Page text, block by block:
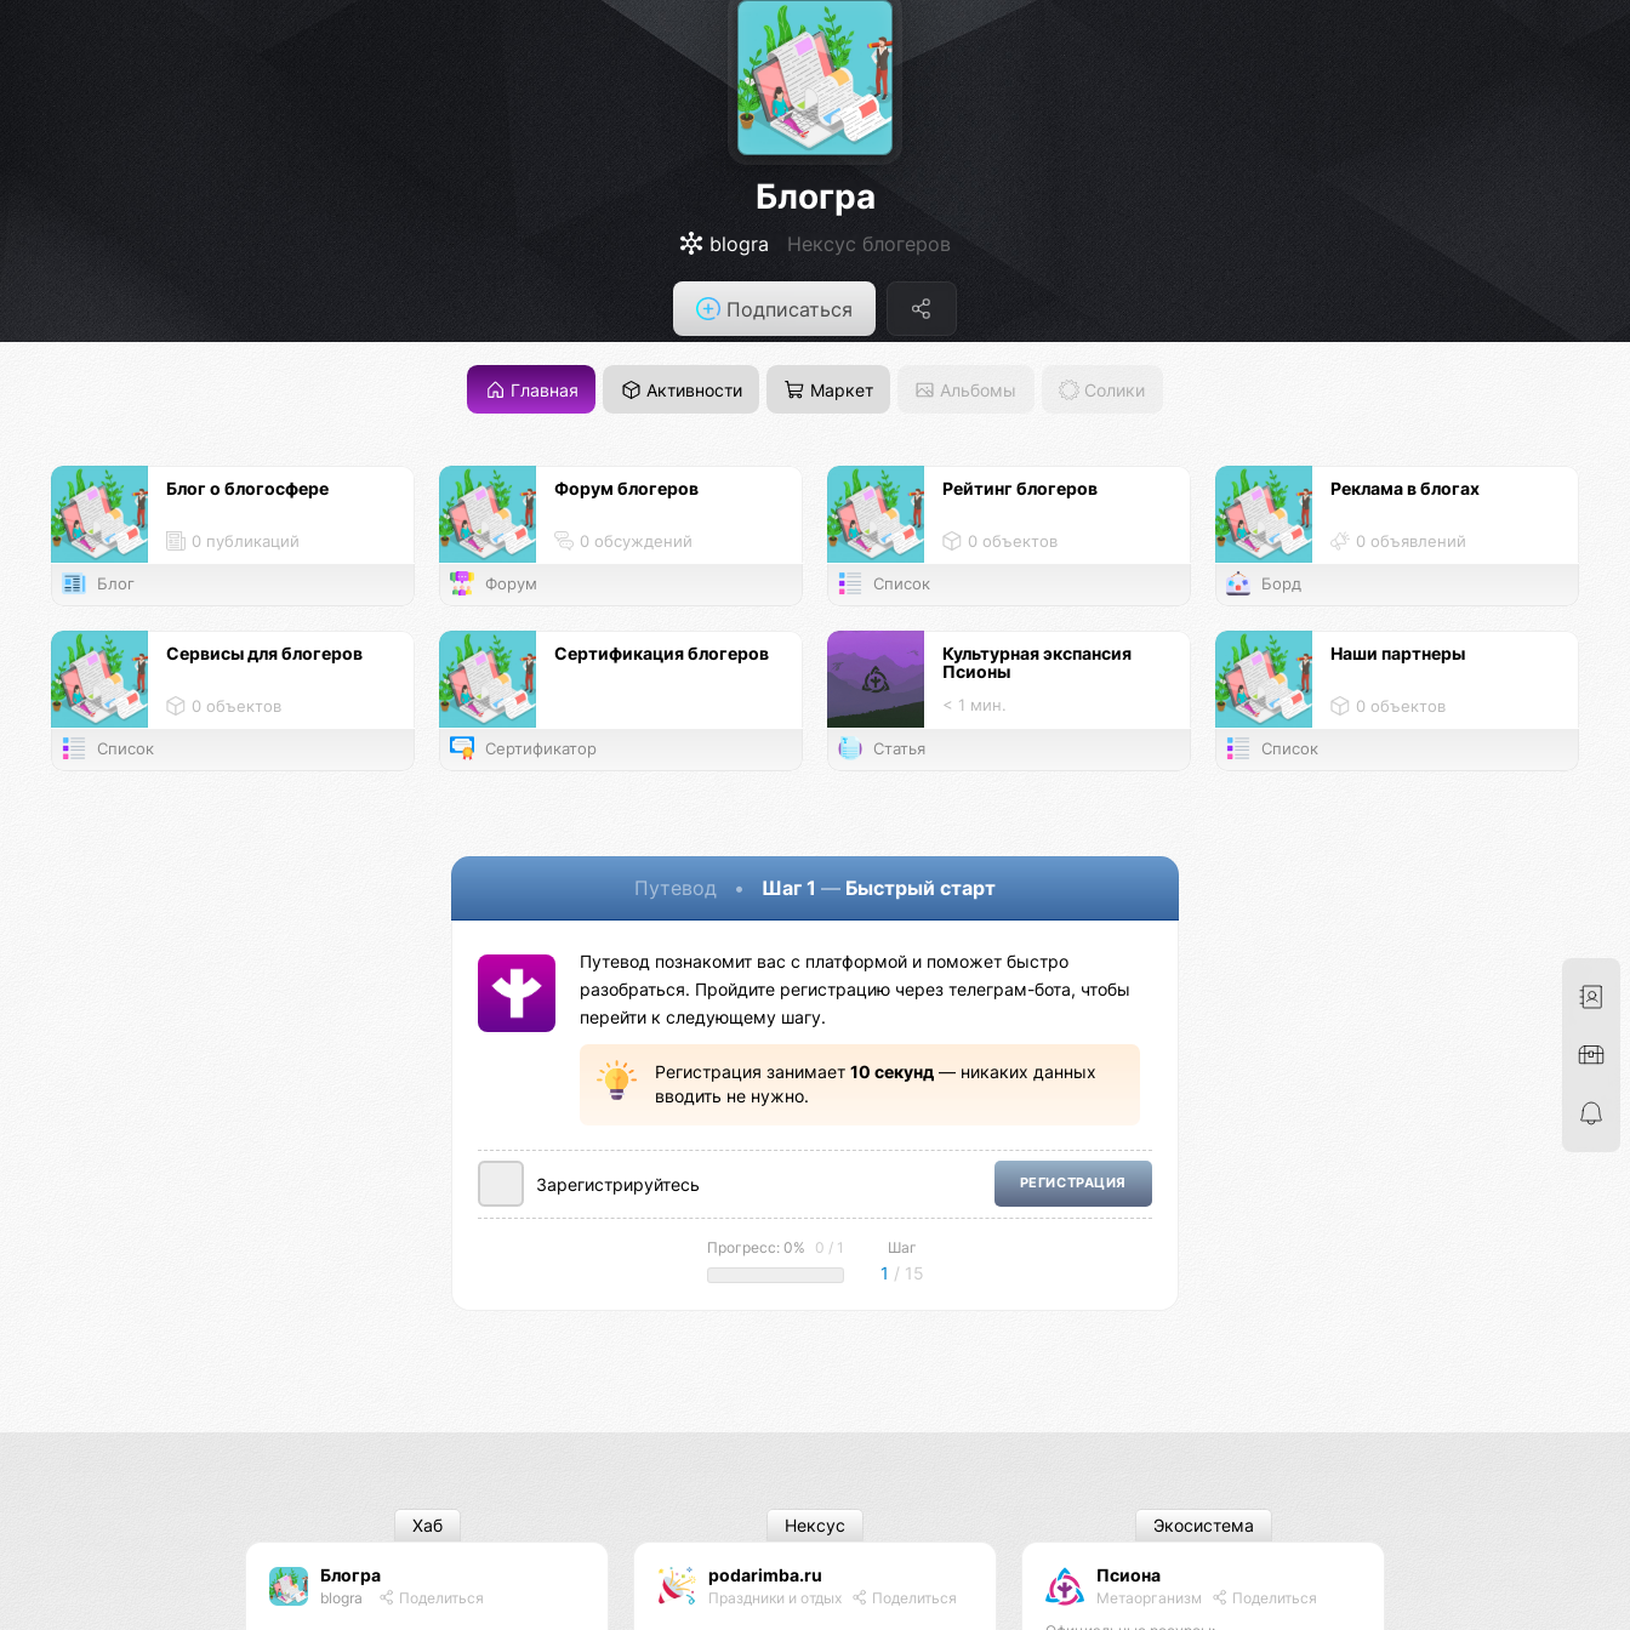
Блогра
blogra Нексус блогеров
Подписаться
Главная Активности Маркет Альбомы Солики
Блог о блогосфере
0 публикаций
Блог
Форум блогеров
0 обсуждений
Форум
Рейтинг блогеров
0 объектов
Список
Реклама в блогах
0 объявлений
Борд
Сервисы для блогеров
0 объектов
Список
Сертификация блогеров
Сертификатор
Культурная экспансия
Псионы
< 1 мин.
Статья
Наши партнеры
0 объектов
Список
Путевод • Шаг 1 — Быстрый старт
Путевод познакомит вас с платформой и поможет быстро
разобраться. Пройдите регистрацию через телеграм-бота, чтобы
перейти к следующему шагу.
Регистрация занимает 10 секунд— никаких данных
вводить не нужно.
Зарегистрируйтесь РЕГИСТРАЦИЯ
Прогресс: 0% 0 / 1 Шаг
1 / 15
Блогра
blogra Поделиться
Хаб
podarimba.ru
Праздники и отдых Поделиться
Нексус
Псиона
Метаорганизм
Поделиться
Экосистема